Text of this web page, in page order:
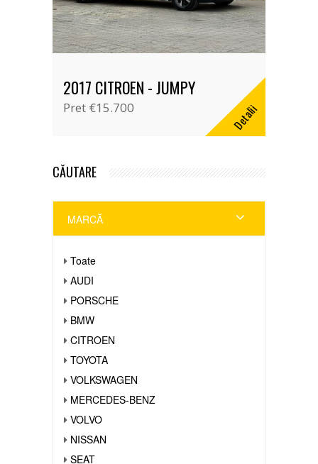
2017 CITROEN - JUMPY
Pret €15.700 Detalii
CĂUTARE
MARCĂ
Toate
AUDI
PORSCHE
BMW
CITROEN
TOYOTA
VOLKSWAGEN
MERCEDES-BENZ
VOLVO
NISSAN
SEAT